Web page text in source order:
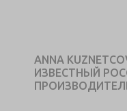
ANNA
ИЗВЕСТНЫЙ